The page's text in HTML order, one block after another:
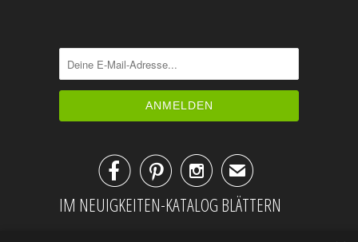
✉
IM NEUIGKEITEN-KATALOG BLÄTTERN